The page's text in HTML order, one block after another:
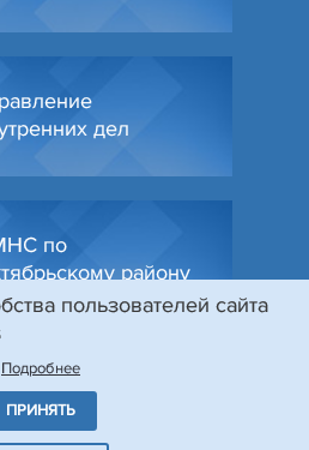
дел
по
району
района г. Гродно, 2026
БЕЛТА
пользователей сайта
Подробнее
ПРИНЯТЬ